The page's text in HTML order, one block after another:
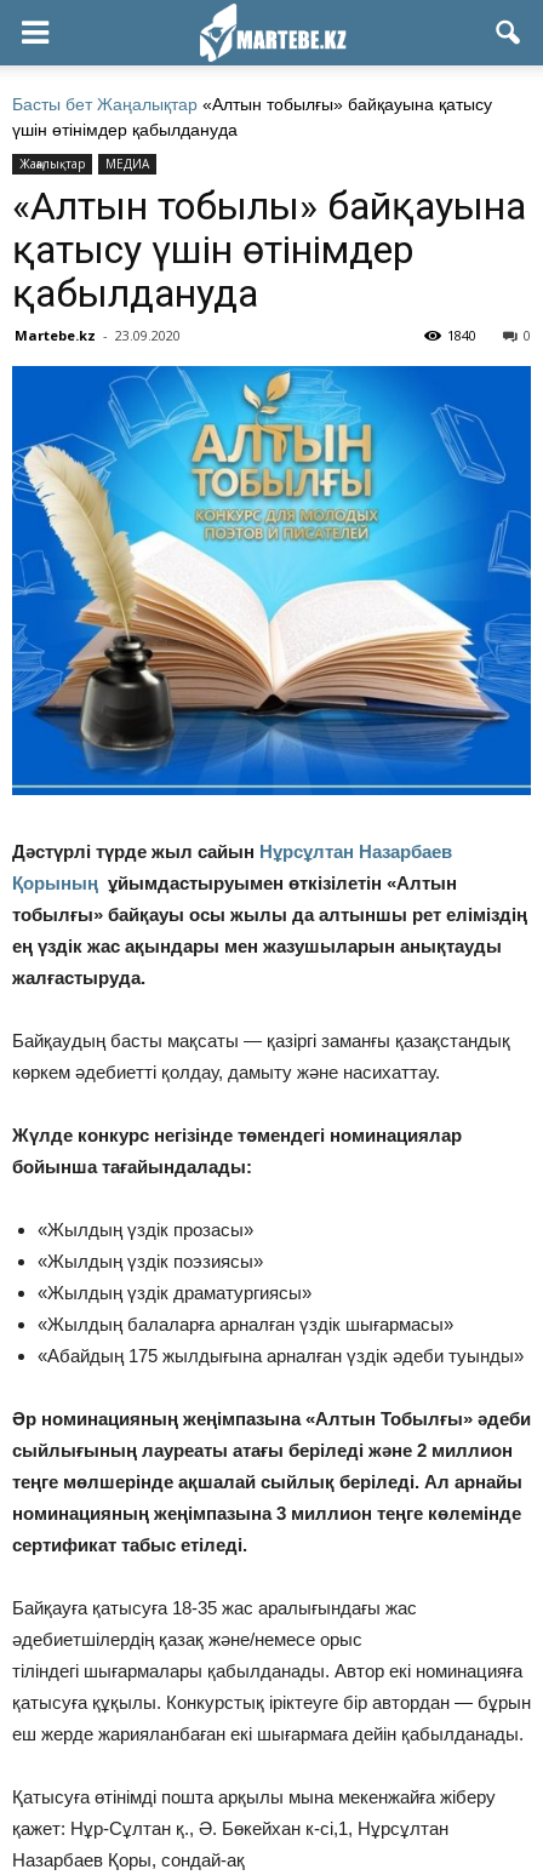
Басты бет Жаңалықтар «Алтын тобылғы» байқауына қатысу
үшін өтінімдер қабылдануда
Жаңалықтар МЕДИА
«Алтын тобылғы» байқауына
қатысу үшін өтінімдер
қабылдануда
Martebe.kz - 23.09.2020 0
1840
Дәстүрлі түрде жыл сайын Нұрсұлтан Назарбаев
Қорының ұйымдастыруымен өткізілетін «Алтын
тобылғы» байқауы осы жылы да алтыншы рет еліміздің
ең үздік жас ақындары мен жазушыларын анықтауды
жалғастыруда.
Байқаудың басты мақсаты — қазіргі заманғы қазақстандық
көркем әдебиетті қолдау, дамыту және насихаттау.
Жүлде конкурс негізінде төмендегі номинациялар
бойынша тағайындалады:
«Жылдың үздік прозасы»
«Жылдың үздік поэзиясы»
«Жылдың үздік драматургиясы»
«Жылдың балаларға арналған үздік шығармасы»
«Абайдың 175 жылдығына арналған үздік әдеби туынды»
Әр номинацияның жеңімпазына «Алтын Тобылғы» әдеби
сыйлығының лауреаты атағы беріледі және 2 миллион
теңге мөлшерінде ақшалай сыйлық беріледі. Ал арнайы
номинацияның жеңімпазына 3 миллион теңге көлемінде
сертификат табыс етіледі.
Байқауға қатысуға 18-35 жас аралығындағы жас
әдебиетшілердің қазақ және/немесе орыс
тіліндегі шығармалары қабылданады. Автор екі номинацияға
қатысуға құқылы. Конкурстық іріктеуге бір автордан — бұрын
еш жерде жарияланбаған екі шығармаға дейін қабылданады.
Қатысуға өтінімді пошта арқылы мына мекенжайға жіберу
қажет: Нұр-Сұлтан қ., Ә. Бөкейхан к-сі,1, Нұрсұлтан
Назарбаев Қоры, сондай-ақ